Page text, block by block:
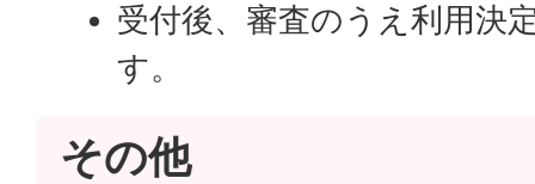
受付後、審査のうえ利用決
す。
その他